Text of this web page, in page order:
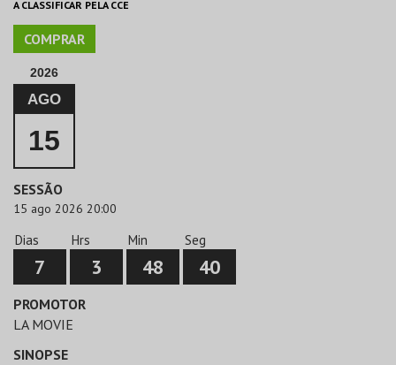
A CLASSIFICAR PELA CCE
COMPRAR
2026
AGO
15
SESSÃO
15 ago 2026 20:00
Dias
7
Hrs
3
Min
48
Seg
40
PROMOTOR
LA MOVIE
SINOPSE